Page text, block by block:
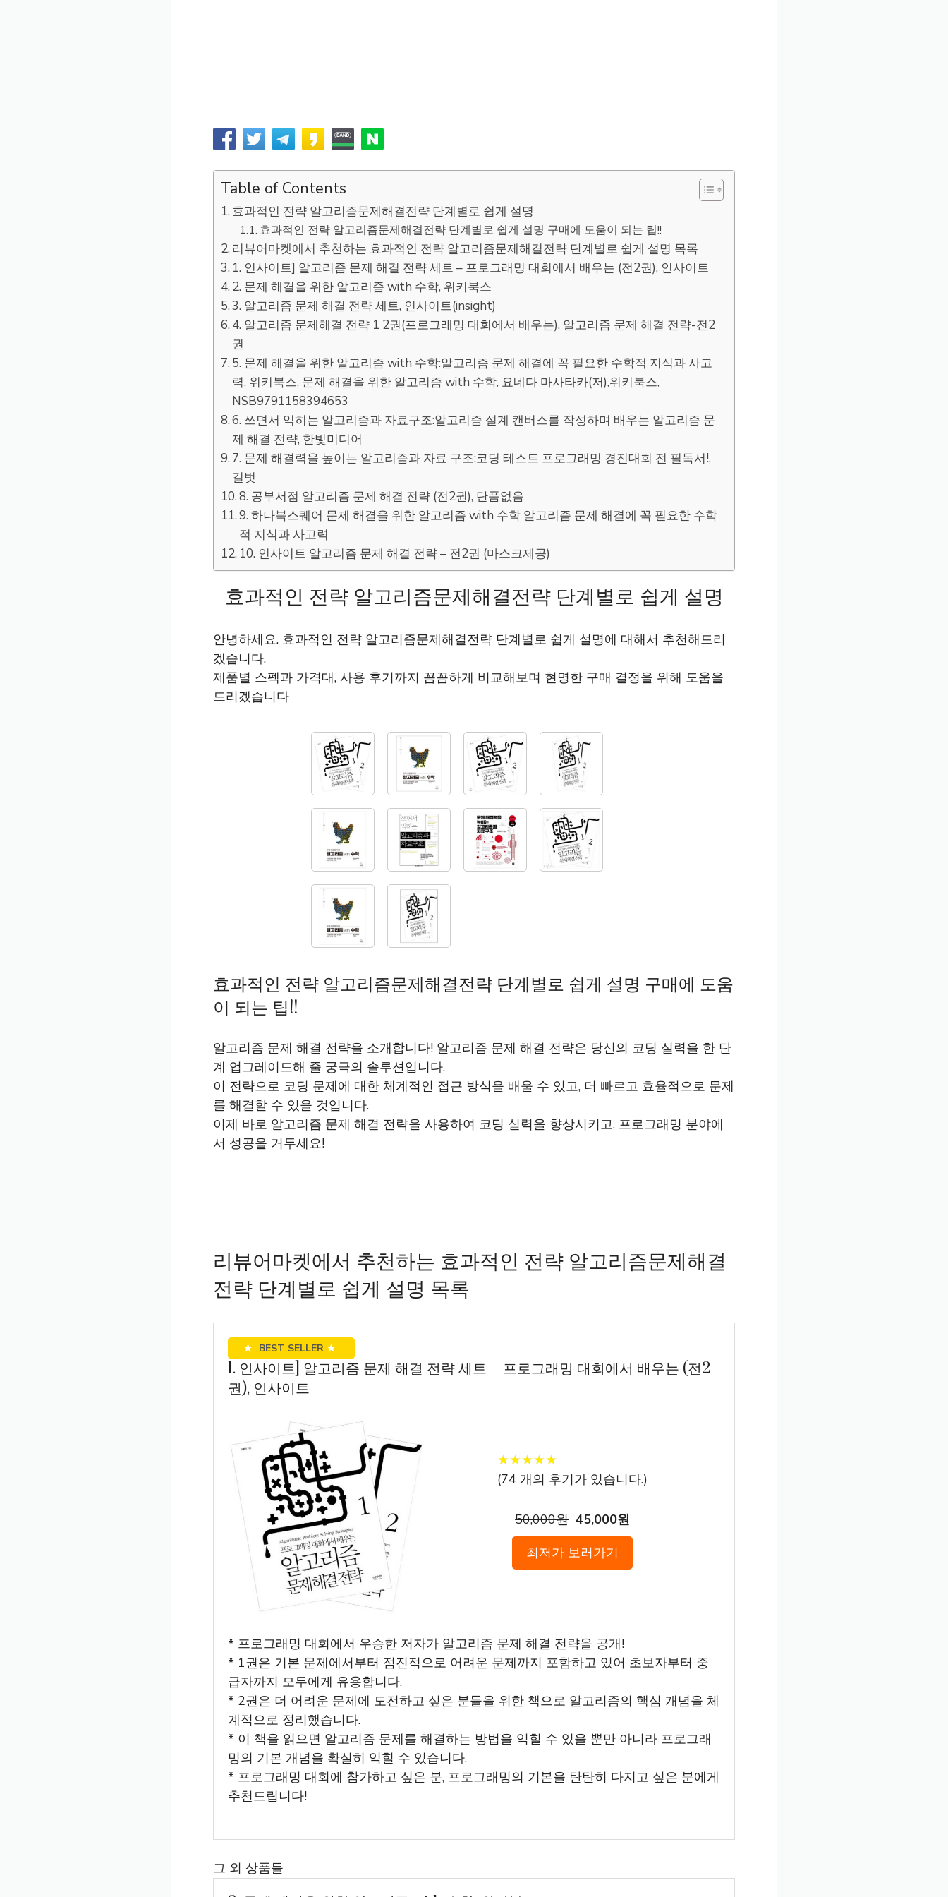
Table of Contents
효과적인 전략 알고리즘문제해결전략 단계별로 쉽게 설명
효과적인 전략 알고리즘문제해결전략 단계별로 쉽게 설명 구매에 도움이 되는 팁!!
리뷰어마켓에서 추천하는 효과적인 전략 알고리즘문제해결전략 단계별로 쉽게 설명 목록
1. 인사이트] 알고리즘 문제 해결 전략 세트 – 프로그래밍 대회에서 배우는 (전2권), 인사이트
2. 문제 해결을 위한 알고리즘 with 수학, 위키북스
3. 알고리즘 문제 해결 전략 세트, 인사이트(insight)
4. 알고리즘 문제해결 전략 1 2권(프로그래밍 대회에서 배우는), 알고리즘 문제 해결 전략-전2
권
5. 문제 해결을 위한 알고리즘 with 수학:알고리즘 문제 해결에 꼭 필요한 수학적 지식과 사고
력, 위키북스, 문제 해결을 위한 알고리즘 with 수학, 요네다 마사타카(저),위키북스,
NSB9791158394653
6. 쓰면서 익히는 알고리즘과 자료구조:알고리즘 설계 캔버스를 작성하며 배우는 알고리즘 문
제 해결 전략, 한빛미디어
7. 문제 해결력을 높이는 알고리즘과 자료 구조:코딩 테스트 프로그래밍 경진대회 전 필독서!,
길벗
8. 공부서점 알고리즘 문제 해결 전략 (전2권), 단품없음
9. 하나북스퀘어 문제 해결을 위한 알고리즘 with 수학 알고리즘 문제 해결에 꼭 필요한 수학
적 지식과 사고력
10. 인사이트 알고리즘 문제 해결 전략 – 전2권 (마스크제공)
효과적인 전략 알고리즘문제해결전략 단계별로 쉽게 설명
안녕하세요. 효과적인 전략 알고리즘문제해결전략 단계별로 쉽게 설명에 대해서 추천해드리
겠습니다.
제품별 스펙과 가격대, 사용 후기까지 꼼꼼하게 비교해보며 현명한 구매 결정을 위해 도움을
드리겠습니다
효과적인 전략 알고리즘문제해결전략 단계별로 쉽게 설명 구매에 도움
이 되는 팁!!
알고리즘 문제 해결 전략을 소개합니다! 알고리즘 문제 해결 전략은 당신의 코딩 실력을 한 단
계 업그레이드해 줄 궁극의 솔루션입니다.
이 전략으로 코딩 문제에 대한 체계적인 접근 방식을 배울 수 있고, 더 빠르고 효율적으로 문제
를 해결할 수 있을 것입니다.
이제 바로 알고리즘 문제 해결 전략을 사용하여 코딩 실력을 향상시키고, 프로그래밍 분야에
서 성공을 거두세요!
리뷰어마켓에서 추천하는 효과적인 전략 알고리즘문제해결
전략 단계별로 쉽게 설명 목록
★ BEST SELLER ★
1. 인사이트] 알고리즘 문제 해결 전략 세트 – 프로그래밍 대회에서 배우는 (전2
권), 인사이트
★★★★★
★★★★★
(74 개의 후기가 있습니다.)
50,000원 45,000원
최저가 보러가기
* 프로그래밍 대회에서 우승한 저자가 알고리즘 문제 해결 전략을 공개!
* 1권은 기본 문제에서부터 점진적으로 어려운 문제까지 포함하고 있어 초보자부터 중
급자까지 모두에게 유용합니다.
* 2권은 더 어려운 문제에 도전하고 싶은 분들을 위한 책으로 알고리즘의 핵심 개념을 체
계적으로 정리했습니다.
* 이 책을 읽으면 알고리즘 문제를 해결하는 방법을 익힐 수 있을 뿐만 아니라 프로그래
밍의 기본 개념을 확실히 익힐 수 있습니다.
* 프로그래밍 대회에 참가하고 싶은 분, 프로그래밍의 기본을 탄탄히 다지고 싶은 분에게
추천드립니다!
그 외 상품들